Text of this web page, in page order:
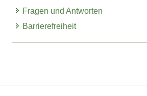
Fragen und Antworten
Barrierefreiheit